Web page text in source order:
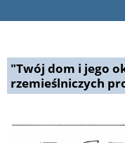
"Twój dom i jego
rzemieślniczych